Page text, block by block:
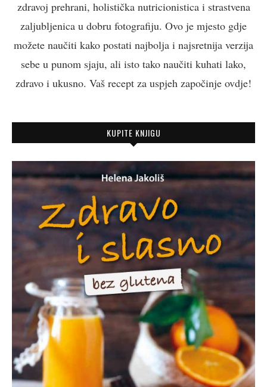
zdravoj prehrani, holistička nutricionistica i strastvena
zaljubljenica u dobru fotografiju. Ovo je mjesto gdje
možete naučiti kako postati najbolja i najsretnija verzija
sebe u punom sjaju, ali isto tako naučiti kuhati lako,
zdravo i ukusno. Vaš recept za uspjeh započinje ovdje!
KUPITE KNJIGU